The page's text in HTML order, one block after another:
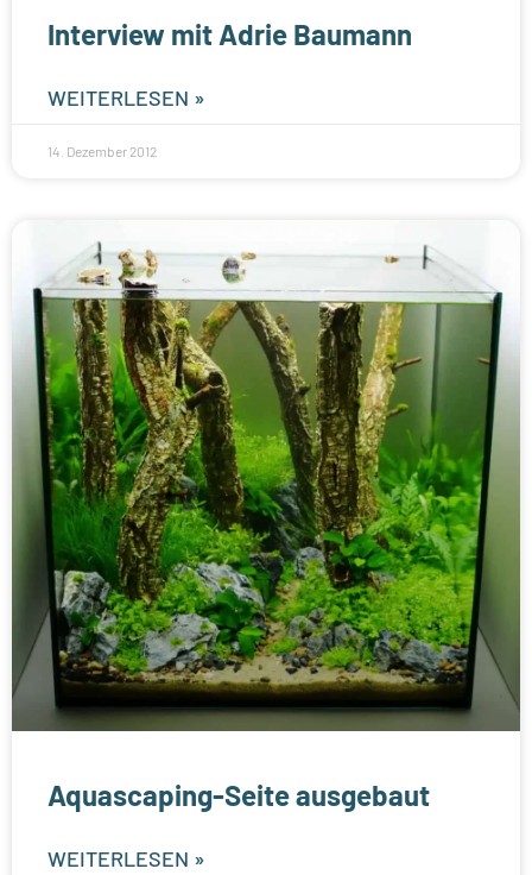
Interview mit Adrie Baumann
WEITERLESEN »
14. Dezember 2012
Aquascaping-Seite ausgebaut
WEITERLESEN »